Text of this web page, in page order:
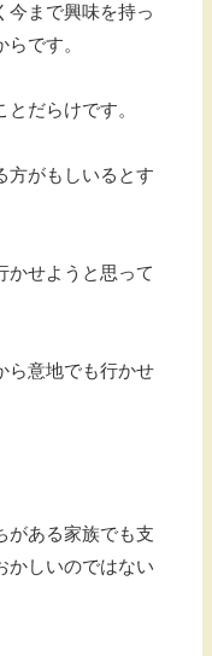
今まで興味を持っ
です。
だらけです。
方がもしいるとす
かせようと思って
ら意地でも行かせ
がある家族でも支
かしいのではない